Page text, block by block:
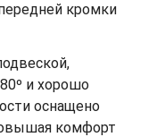
кромки
и хорошо
оснащено
комфорт